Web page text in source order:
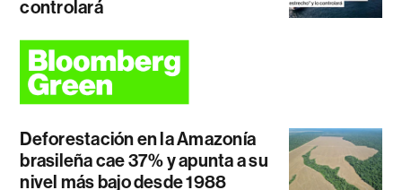
controlará
Deforestación en la Amazonía
brasileña cae 37% y apunta a su
nivel más bajo desde 1988